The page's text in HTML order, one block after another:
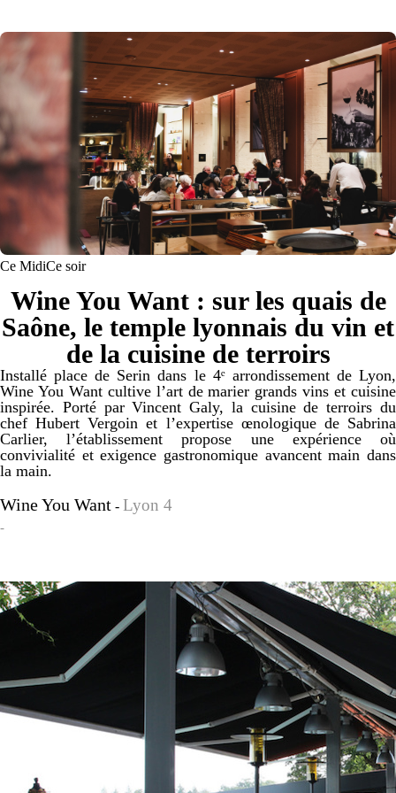
Ce MidiCe soir
Wine You Want : sur les quais de
Saône, le temple lyonnais du vin et
de la cuisine de terroirs
Installé place de Serin dans le 4ᵉ arrondissement de Lyon,
Wine You Want cultive l’art de marier grands vins et cuisine
inspirée. Porté par Vincent Galy, la cuisine de terroirs du
chef Hubert Vergoin et l’expertise œnologique de Sabrina
Carlier, l’établissement propose une expérience où
convivialité et exigence gastronomique avancent main dans
la main.
Wine You Want - Lyon 4
-